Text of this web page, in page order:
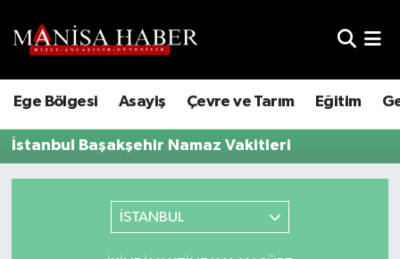
Ege Bölgesi Asayiş Çevre ve Tarım Eğitim
İstanbul Başakşehir Namaz Vakitleri
İSTANBUL
Trafik Durumu
Tüm Manşetler